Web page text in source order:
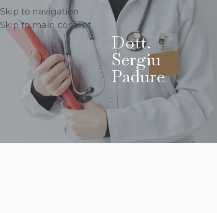
Skip to navigation
Skip to main content
Dott.
Sergiu
Padure